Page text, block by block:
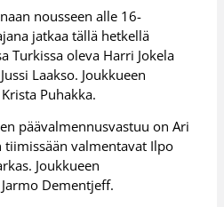
nousseen alle 16-
jatkaa tällä hetkellä
Turkissa oleva Harri Jokela
Laakso. Joukkueen
Puhakka.
päävalmennusvastuu on Ari
tiimissään valmentavat Ilpo
Joukkueen
Dementjeff.